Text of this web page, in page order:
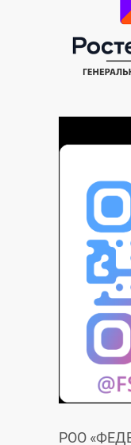
РОО